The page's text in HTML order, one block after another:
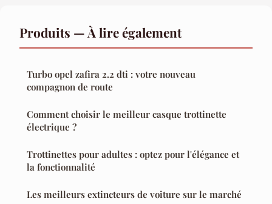
Produits — À lire également
Turbo opel zafira 2.2 dti : votre nouveau
compagnon de route
Comment choisir le meilleur casque trottinette
électrique ?
Trottinettes pour adultes : optez pour l'élégance et
la fonctionnalité
Les meilleurs extincteurs de voiture sur le marché